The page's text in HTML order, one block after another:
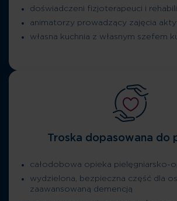
doświadczeni fizjoterapeuci i
animatorzy prowadzący zajęcia
własna kuchnia z własnym szefem
Troska dopasowana do
całodobowa opieka pielęgniarsko-
wydzielona, bezpieczna część dla
zaawansowaną demencją